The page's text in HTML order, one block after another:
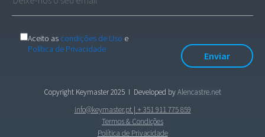
Aceito as condições de Uso e
Política de Privacidade
Copyright Keymaster 2025 I Developed byAlencastre.net
info@keymaster.pt| + 351 911 775 859
Termos & Condições
Política de Privacidade